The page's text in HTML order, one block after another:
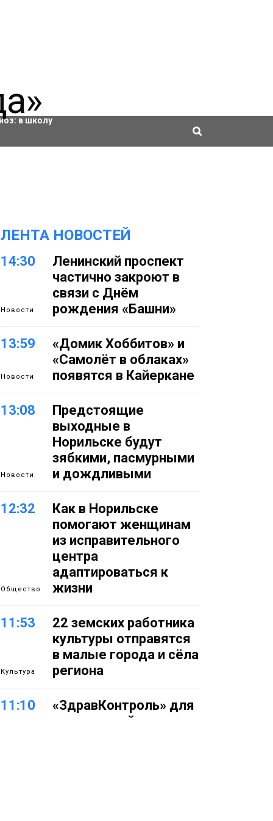
в школу
ЛЕНТА НОВОСТЕЙ
14:30
Новости
Ленинский проспект
частично закроют в
связи с Днём
рождения «Башни»
13:59
Новости
«Домик Хоббитов» и
«Самолёт в облаках»
появятся в Кайеркане
13:08
Новости
Предстоящие
выходные в
Норильске будут
зябкими, пасмурными
и дождливыми
12:32
Общество
Как в Норильске
помогают женщинам
из исправительного
центра
адаптироваться к
жизни
11:53
Культура
22 земских работника
культуры отправятся
в малые города и сёла
региона
11:10
«ЗдравКонтроль» для
оперативной связи